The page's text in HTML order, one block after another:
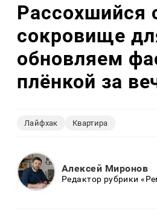
Рассохшийся
сокровище
обновляем
плёнкой за
Лайфхак Квартира
Алексей Миронов
Редактор рубрики